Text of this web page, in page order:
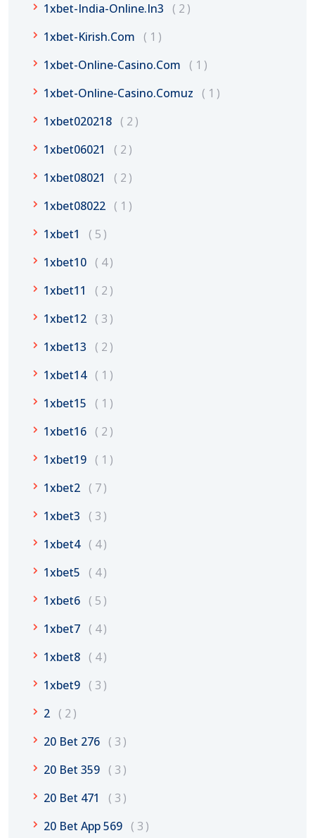
1xbet-India-Online.in3
2
1xbet-Kirish.com
1
1xbet-Online-Casino.com
1
1xbet-Online-Casino.comuz
1
1xbet020218
2
1xbet06021
2
1xbet08021
2
1xbet08022
1
1xbet1
5
1xbet10
4
1xbet11
2
1xbet12
3
1xbet13
2
1xbet14
1
1xbet15
1
1xbet16
2
1xbet19
1
1xbet2
7
1xbet3
3
1xbet4
4
1xbet5
4
1xbet6
5
1xbet7
4
1xbet8
4
1xbet9
3
2
2
20 Bet 276
3
20 Bet 359
3
20 Bet 471
3
20 Bet App 569
3